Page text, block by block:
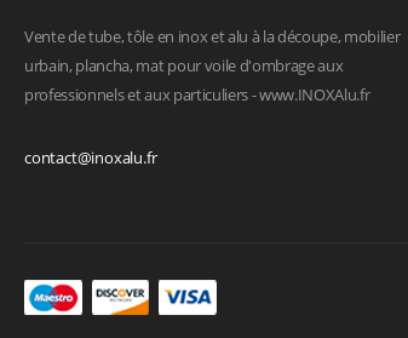
Vente de tube, tôle en inox et alu à la découpe, mobilier
urbain, plancha, mat pour voile d'ombrage aux
professionnels et aux particuliers - www.INOXAlu.fr
contact@inoxalu.fr